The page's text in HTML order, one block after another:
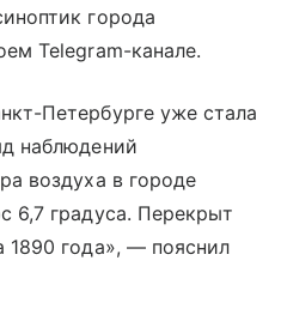
города
Telegram-канале.
Петербурге уже стала
наблюдений
воздуха в городе
6,7 градуса. Перекрыт
1890 года», — пояснил